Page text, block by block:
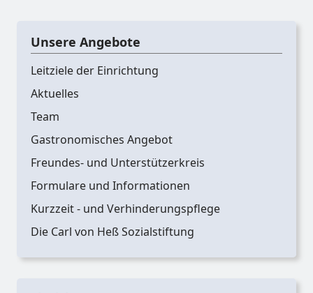
Unsere Angebote
Leitziele der Einrichtung
Aktuelles
Team
Gastronomisches Angebot
Freundes- und Unterstützerkreis
Formulare und Informationen
Kurzzeit - und Verhinderungspflege
Die Carl von Heß Sozialstiftung